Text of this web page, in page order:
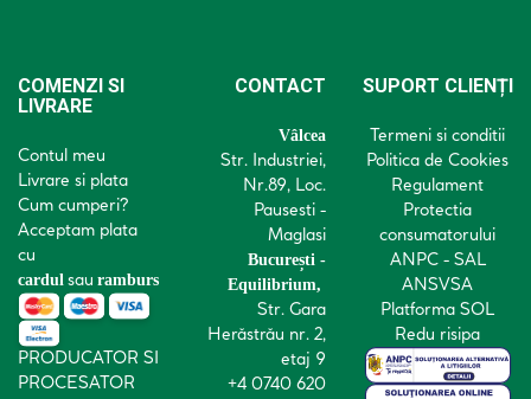
COMENZI SI
LIVRARE
Contul meu
Livrare si plata
Cum cumperi?
Acceptam plata
cu
cardul sau ramburs
PRODUCATOR SI
PROCESATOR
CONTACT
Vâlcea
Str. Industriei,
Nr.89, Loc.
Pausesti -
Maglasi
București -
Equilibrium,
Str. Gara
Herăstrău nr. 2,
etaj 9
+4 0740 620
SUPORT CLIENȚI
Termeni si conditii
Politica de Cookies
Regulament
Protectia
consumatorului
ANPC - SAL
ANSVSA
Platforma SOL
Redu risipa